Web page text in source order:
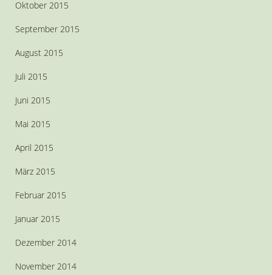
Oktober 2015
September 2015
August 2015
Juli 2015
Juni 2015
Mai 2015
April 2015
März 2015
Februar 2015
Januar 2015
Dezember 2014
November 2014